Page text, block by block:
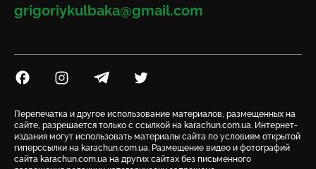
Email
grigoriykulbaka@gmail.com
Посилання на Facebook
Посилання на Instagram
Посилання на Telegram
Посилання на Twitter
Перепечатка и другое использование материалов, размещенных на
сайте, разрешается только с ссылкой на karachun.com.ua. Интернет-
издания могут использовать материалы сайта по условиям открытой
гиперссылки на karachun.com.ua. Размещение видео и фотографий
сайта karachun.com.ua на других сайтах без письменного